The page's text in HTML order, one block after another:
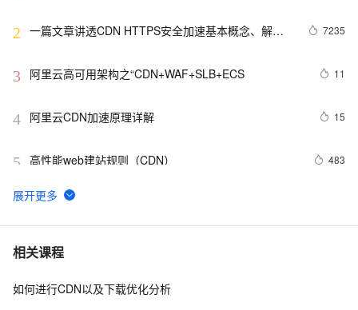
2 一篇文章讲透CDN HTTPS安全加速基本概念、解决
7235
3 阿里云高可用架构之“CDN+WAF+SLB+ECS 11
4 阿里云CDN加速原理详解 15
5 高性能web建站规则（CDN） 483
6 如何使用CDN加速给网站加速？
7 大型网站架构利器－CDN技术
8 oss与cdn的区别与联系
相关课程
如何进行CDN以及下载优化分析